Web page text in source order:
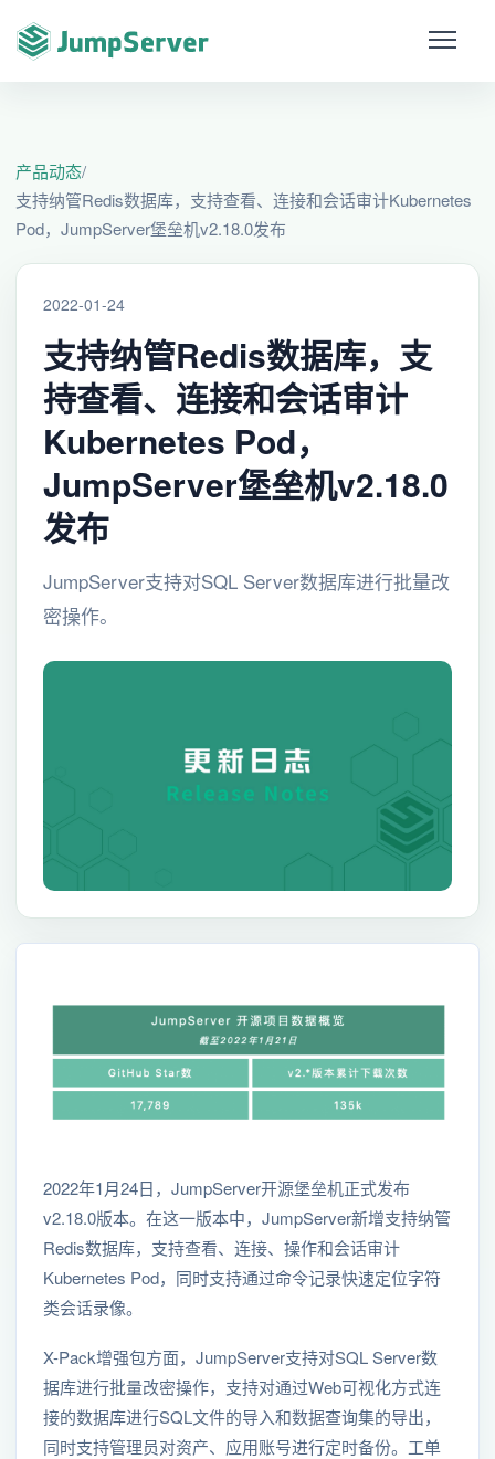
产品动态/
支持纳管Redis数据库，支持查看、连接和会话审计Kubernetes
Pod，JumpServer堡垒机v2.18.0发布
2022-01-24
支持纳管Redis数据库，支
持查看、连接和会话审计
Kubernetes Pod，
JumpServer堡垒机v2.18.0
发布
JumpServer支持对SQL Server数据库进行批量改
密操作。
2022年1月24日，JumpServer开源堡垒机正式发布
v2.18.0版本。在这一版本中，JumpServer新增支持纳管
Redis数据库，支持查看、连接、操作和会话审计
Kubernetes Pod，同时支持通过命令记录快速定位字符
类会话录像。
X-Pack增强包方面，JumpServer支持对SQL Server数
据库进行批量改密操作，支持对通过Web可视化方式连
接的数据库进行SQL文件的导入和数据查询集的导出，
同时支持管理员对资产、应用账号进行定时备份。工单